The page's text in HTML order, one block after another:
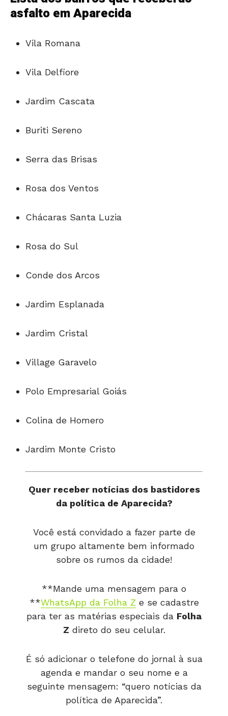
asfalto em Aparecida
Vila Romana
Vila Delfiore
Jardim Cascata
Buriti Sereno
Serra das Brisas
Rosa dos Ventos
Chácaras Santa Luzia
Rosa do Sul
Conde dos Arcos
Jardim Esplanada
Jardim Cristal
Village Garavelo
Polo Empresarial Goiás
Colina de Homero
Jardim Monte Cristo
Quer receber notícias dos bastidores
da política de Aparecida?
Você está convidado a fazer parte de
um grupo altamente bem informado
sobre os rumos da cidade!
**Mande uma mensagem para o
**WhatsApp da Folha Z e se cadastre
para ter as matérias especiais da Folha
Z direto do seu celular.
É só adicionar o telefone do jornal à sua
agenda e mandar o seu nome e a
seguinte mensagem: “quero notícias da
política de Aparecida”.